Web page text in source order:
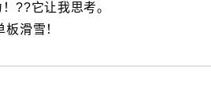
??它让我思考。
滑雪！